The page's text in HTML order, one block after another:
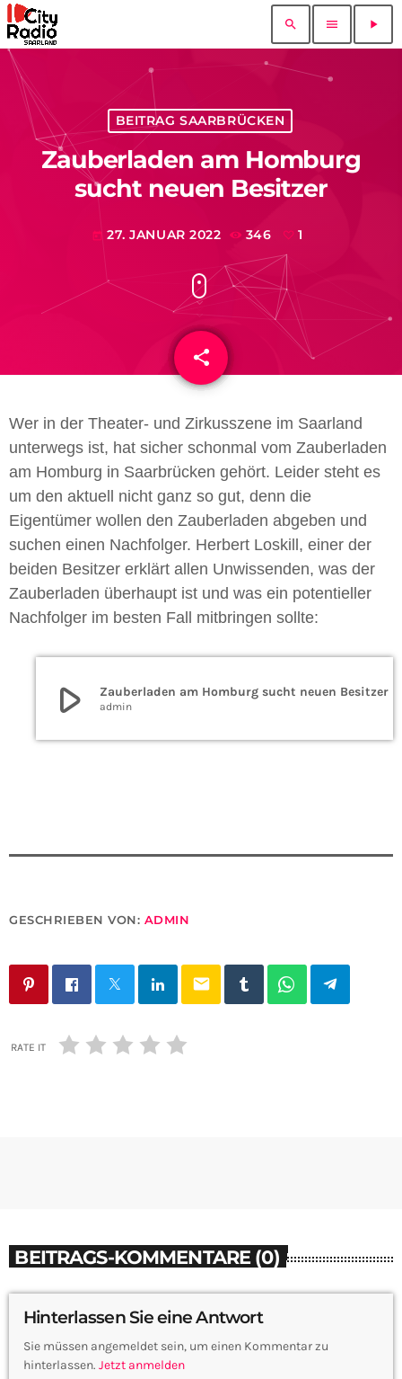
search menu play_arrow
BEITRAG SAARBRÜCKEN
Zauberladen am Homburg
sucht neuen Besitzer
today 27. JANUAR 2022 346 1
share
email
Wer in der Theater- und Zirkusszene im Saarland
unterwegs ist, hat sicher schonmal vom Zauberladen
am Homburg in Saarbrücken gehört. Leider steht es
um den aktuell nicht ganz so gut, denn die
Eigentümer wollen den Zauberladen abgeben und
suchen einen Nachfolger. Herbert Loskill, einer der
beiden Besitzer erklärt allen Unwissenden, was der
Zauberladen überhaupt ist und was ein potentieller
Nachfolger im besten Fall mitbringen sollte:
play_arrow Zauberladen am Homburg sucht neuen Besitzer
admin
GESCHRIEBEN VON: ADMIN
email
RATE IT
BEITRAGS-KOMMENTARE (0)
Hinterlassen Sie eine Antwort
Sie müssen angemeldet sein, um einen Kommentar zu
hinterlassen. Jetzt anmelden